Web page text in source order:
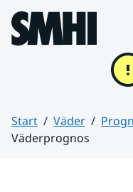
Hoppa till sidans innehåll
Start Väder
Väderprognos